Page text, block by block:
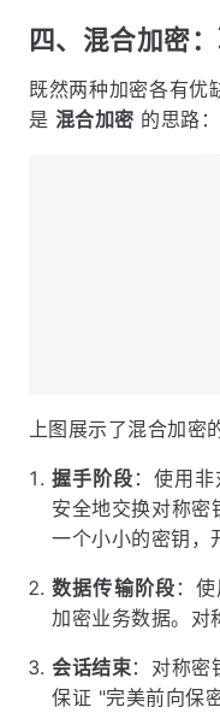
四、混合加密
既然两种加密各有优
是 混合加密 的思路：
上图展示了混合加密
握手阶段 ：使用
安全地交换对称密
一个小小的密钥，
数据传输阶段 ：
加密业务数据。对
会话结束：对称密
保证 "完美前向保密